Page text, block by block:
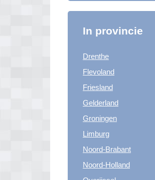
In provincie
Drenthe
Flevoland
Friesland
Gelderland
Groningen
Limburg
Noord-Brabant
Noord-Holland